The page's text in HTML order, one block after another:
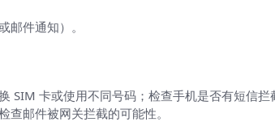
件通知）。
卡或使用不同号码；检查手机是否有短信拦
邮件被网关拦截的可能性。